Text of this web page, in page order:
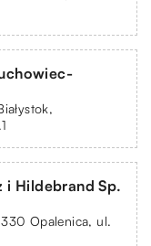
i Hildebrand Sp.
Opalenica, ul.